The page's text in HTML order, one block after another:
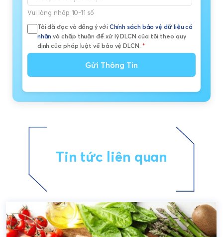
Vui lòng nhập 10-11 số
Tôi đã đọc và đồng ý với Chính sách bảo vệ dữ liệu cá
nhân và chấp thuận để xử lý DLCN của tôi theo quy
định của pháp luật về bảo vệ DLCN. *
Gửi Thông Tin
Tin tức liên quan